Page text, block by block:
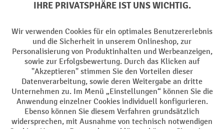
Sprachen
DE FR
AGB Impressum Datenschutz Privacy Settings
Alle Preise exkl. gesetzl. Mehrwertsteuer zzgl.Versandkostenund ggf.
Nachnahmegebühren, wenn nicht anders angegeben.